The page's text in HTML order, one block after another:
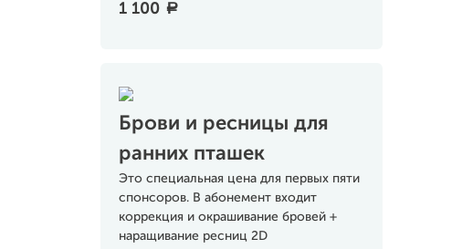
1 100 a
Брови и ресницы для
ранних пташек
Это специальная цена для первых пяти
спонсоров. В абонемент входит
коррекция и окрашивание бровей +
наращивание ресниц 2D